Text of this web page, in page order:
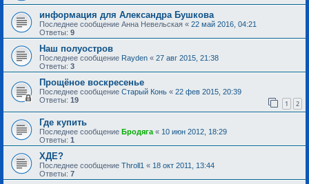
информация для Александра Бушкова
Последнее сообщение Анна Невельская « 22 май 2016, 04:21
Ответы: 9
Наш полуостров
Последнее сообщение Rayden « 27 авг 2015, 21:38
Ответы: 3
Прощёное воскресенье
Последнее сообщение Старый Конь « 22 фев 2015, 20:39
Ответы: 19 1 2
Где купить
Последнее сообщение Бродяга « 10 июн 2012, 18:29
Ответы: 1
ХДЕ?
Последнее сообщение Throll1 « 18 окт 2011, 13:44
Ответы: 7